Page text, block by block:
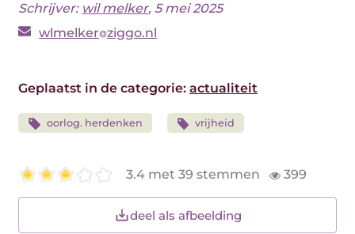
Schrijver: wil melker, 5 mei 2025
wlmelker ziggo.nl
Geplaatst in de categorie: actualiteit
oorlog. herdenken vrijheid
3.4 met 39 stemmen 399
deel als afbeelding